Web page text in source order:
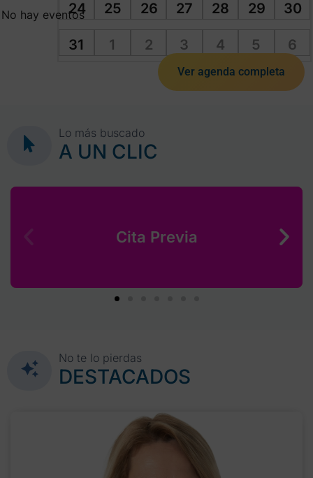
24 25 26 27 28 29 30
31 1 2 3 4 5 6
No hay eventos
Ver agenda completa
Lo más buscado
A UN CLIC
Cita Previa
No te lo pierdas
DESTACADOS